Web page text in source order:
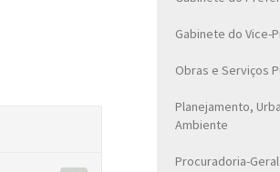
Gabinete do Vice-
Obras e Serviços
Planejamento,
Ambiente
Procuradoria-